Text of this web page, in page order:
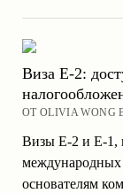
Виза E-2:
ОТ OLIVIA WONG
Визы E-2 и E-1,
основателям